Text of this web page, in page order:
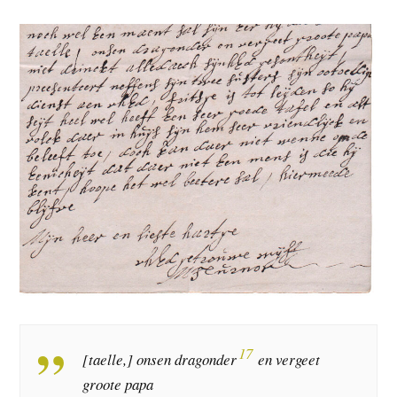
[taelle,] onsen dragonder17 en vergeet
groote papa